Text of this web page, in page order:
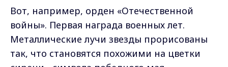
Вот, например, орден «Отечественной
войны». Первая награда военных лет.
Металлические лучи звезды прорисованы
так, что становятся похожими на цветки